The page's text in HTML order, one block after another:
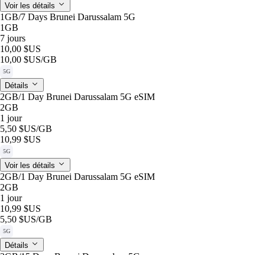
Voir les détails
1GB/7 Days Brunei Darussalam 5G
1GB
7 jours
10,00 $US
10,00 $US/GB
5G
Détails
2GB/1 Day Brunei Darussalam 5G eSIM
2GB
1 jour
5,50 $US/GB
10,99 $US
5G
Voir les détails
2GB/1 Day Brunei Darussalam 5G eSIM
2GB
1 jour
10,99 $US
5,50 $US/GB
5G
Détails